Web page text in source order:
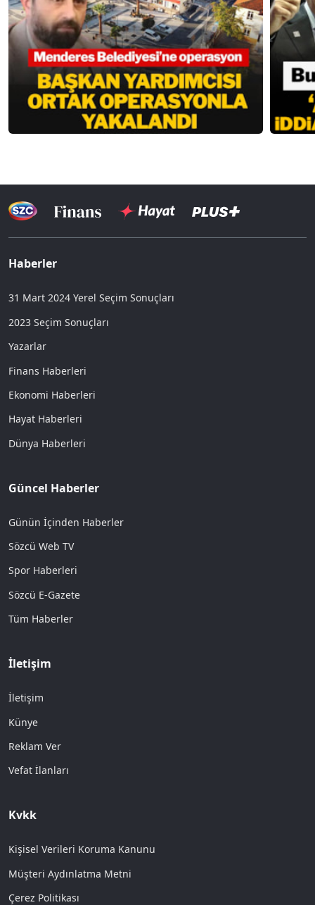
Haberler
31 Mart 2024 Yerel Seçim Sonuçları
2023 Seçim Sonuçları
Yazarlar
Finans Haberleri
Ekonomi Haberleri
Hayat Haberleri
Dünya Haberleri
Güncel Haberler
Günün İçinden Haberler
Sözcü Web TV
Spor Haberleri
Sözcü E-Gazete
Tüm Haberler
İletişim
İletişim
Künye
Reklam Ver
Vefat İlanları
Kvkk
Kişisel Verileri Koruma Kanunu
Müşteri Aydınlatma Metni
Çerez Politikası